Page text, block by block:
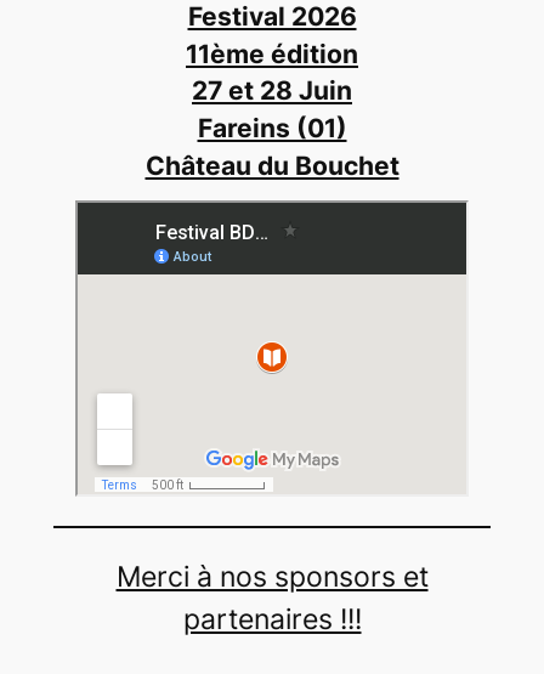
Festival 2026
11ème édition
27 et 28 Juin
Fareins (01)
Château du Bouchet
Merci à nos sponsors et
partenaires !!!